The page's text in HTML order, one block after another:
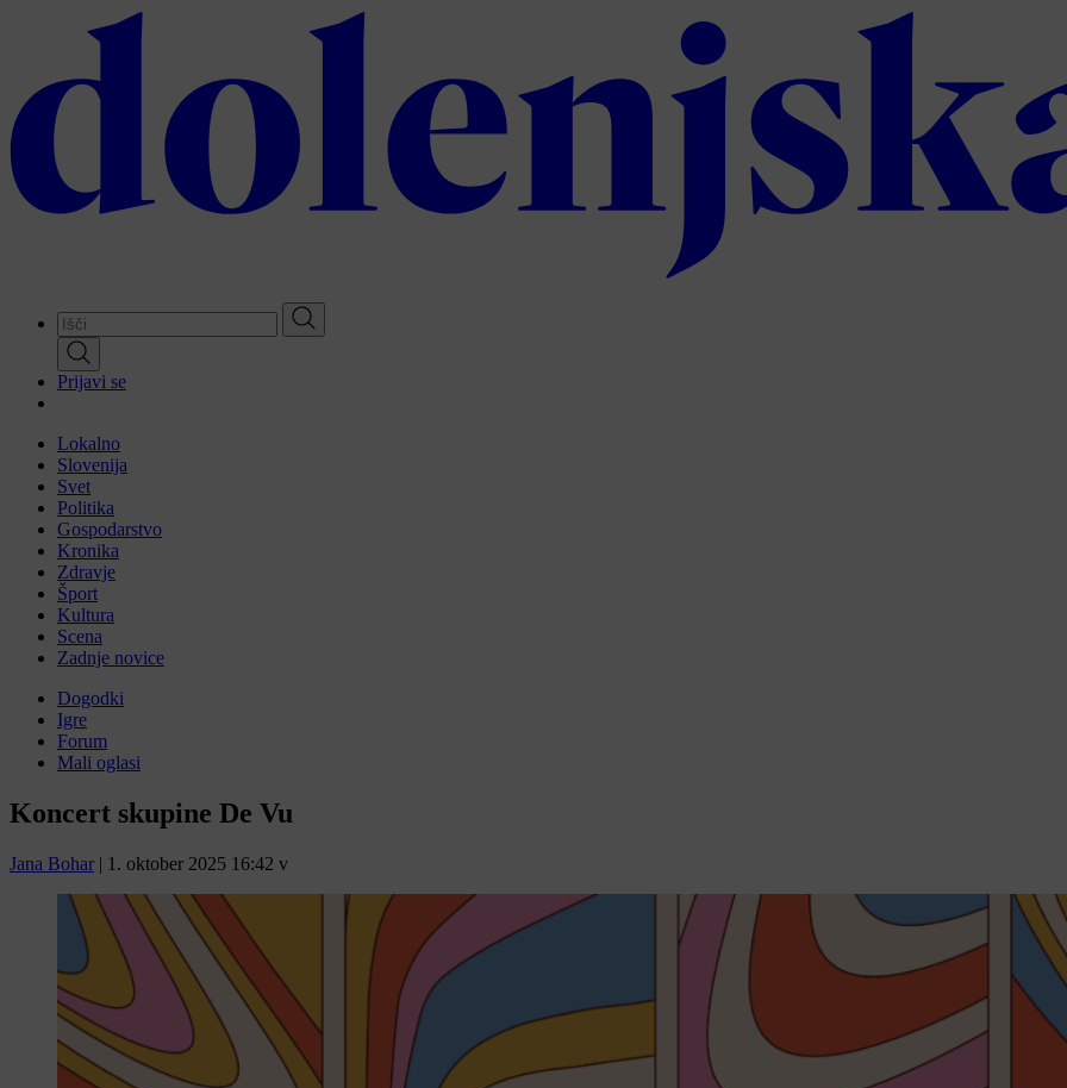
content
Prijavi se
Lokalno
Slovenija
Svet
Politika
Gospodarstvo
Kronika
Zdravje
Šport
Kultura
Scena
Zadnje novice
Dogodki
Igre
Forum
Mali oglasi
Koncert skupine De Vu
Jana Bohar | 1. oktober 2025 16:42 v